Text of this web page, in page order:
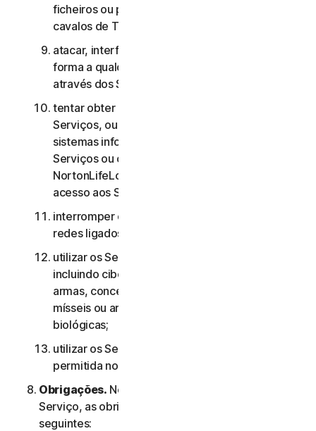
ficheiros ou programas prejudiciais, como
cavalos de Troia, worms ou time bombs;
atacar, interferir, negar o serviço de qualquer
forma a qualquer outra rede, computador ou nó
através dos Serviços;
tentar obter acesso não autorizado a quaisquer
Serviços, ou às contas de outros utilizadores, ou
sistemas informáticos ou redes ligados aos
Serviços ou contornar quaisquer medidas que a
NortonLifeLock utilize para evitar ou restringir o
acesso aos Serviços;
interromper ou interferir com servidores ou
redes ligados a quaisquer Serviços;
utilizar os Serviços para quaisquer fins militares,
incluindo ciberguerra, desenvolvimento de
armas, conceção, fabrico ou produção de
mísseis ou armas nucleares, químicas ou
biológicas;
utilizar os Serviços de qualquer forma não
permitida nos termos do presente Contrato.
Obrigações. No que diz respeito à utilização do
Serviço, as obrigações do Utilizador são as
seguintes: